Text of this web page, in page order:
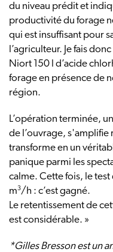
du niveau prédit et
productivité du forage
qui est insuffisant pour
l’agriculteur. Je fais
Niort 150 l d’acide
forage en présence de
région.
L’opération terminée,
de l’ouvrage,
transforme en un
panique parmi les
calme. Cette fois, le
m3/h : c’est gagné.
Le retentissement de
est considérable. »
*Gilles Bresson est un